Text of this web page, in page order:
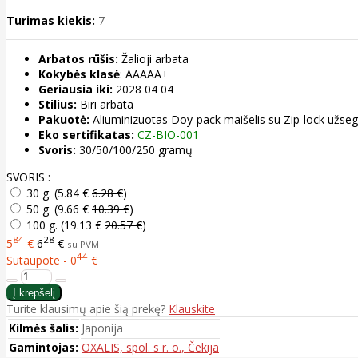
Turimas kiekis: 7
Arbatos rūšis: Žalioji arbata
Kokybės klasė: AAAAA+
Geriausia iki: 2028 04 04
Stilius: Biri arbata
Pakuotė: Aliuminizuotas Doy-pack maišelis su Zip-lock
Eko sertifikatas: CZ-BIO-001
Svoris: 30/50/100/250 gramų
SVORIS :
30 g. (5.84 € 6.28 €)
50 g. (9.66 € 10.39 €)
100 g. (19.13 € 20.57 €)
584 € 628 € su PVM
Sutaupote - 044 €
Turite klausimų apie šią prekę? Klauskite
Kilmės šalis: Japonija
Gamintojas: OXALIS, spol. s r. o., Čekija